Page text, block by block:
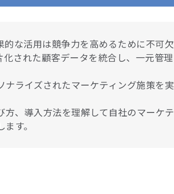
な活用は競争力を高めるために不可欠
化された顧客データを統合し、一元管理
ライズされたマーケティング施策を実
、導入方法を理解して自社のマーケテ
す。